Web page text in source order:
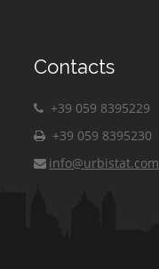
Contacts
+39 059 8395229
+39 059 8395230
info@urbistat.com